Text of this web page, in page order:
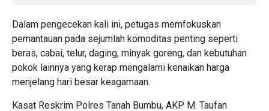
Dalam pengecekan kali ini, petugas memfokuskan
pemantauan pada sejumlah komoditas penting seperti
beras, cabai, telur, daging, minyak goreng, dan kebutuhan
pokok lainnya yang kerap mengalami kenaikan harga
menjelang hari besar keagamaan.
Kasat Reskrim Polres Tanah Bumbu, AKP M. Taufan